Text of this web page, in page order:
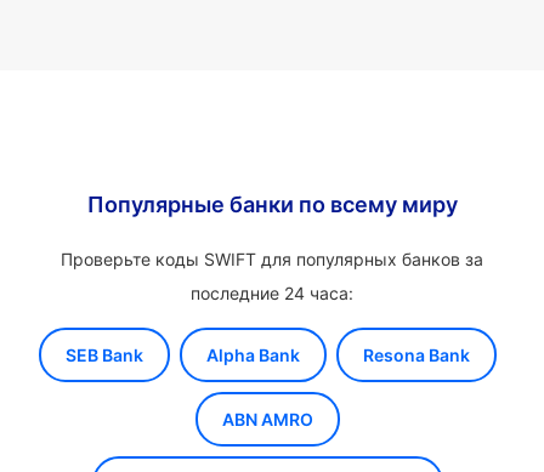
Популярные банки по всему миру
Проверьте коды SWIFT для популярных банков за
последние 24 часа:
SEB Bank Alpha Bank Resona Bank
ABN AMRO